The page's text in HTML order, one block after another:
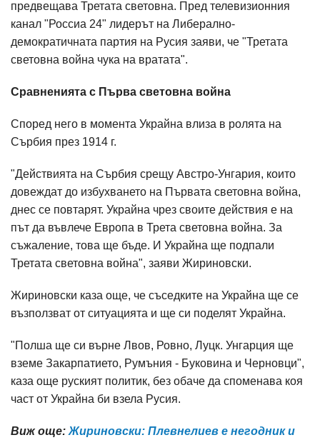
предвещава Третата световна. Пред телевизионния
канал "Россиа 24" лидерът на Либерално-
демократичната партия на Русия заяви, че "Третата
световна война чука на вратата".
Сравненията с Първа световна война
Според него в момента Украйна влиза в ролята на
Сърбия през 1914 г.
"Действията на Сърбия срещу Австро-Унгария, които
довеждат до избухването на Първата световна война,
днес се повтарят. Украйна чрез своите действия е на
път да въвлече Европа в Трета световна война. За
съжаление, това ще бъде. И Украйна ще подпали
Третата световна война", заяви Жириновски.
Жириновски каза още, че съседките на Украйна ще се
възползват от ситуацията и ще си поделят Украйна.
"Полша ще си върне Лвов, Ровно, Луцк. Унгарция ще
вземе Закарпатието, Румъния - Буковина и Черновци",
каза още руският политик, без обаче да споменава коя
част от Украйна би взела Русия.
Виж още: Жириновски: Плевнелиев е негодник и